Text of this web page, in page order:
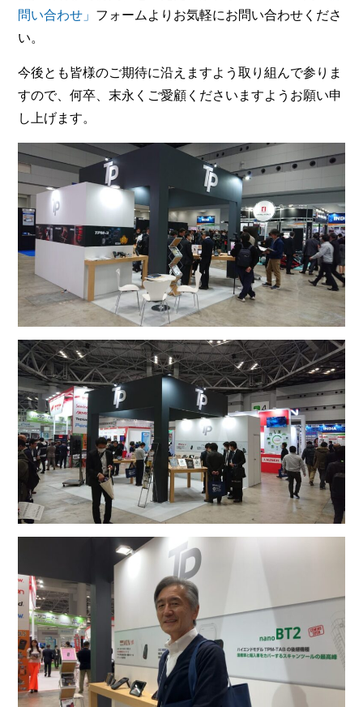
問い合わせ」 フォームよりお気軽にお問い合わせくださ
い。
今後とも皆様のご期待に沿えますよう取り組んで参りま
すので、何卒、末永くご愛顧くださいますようお願い申
し上げます。